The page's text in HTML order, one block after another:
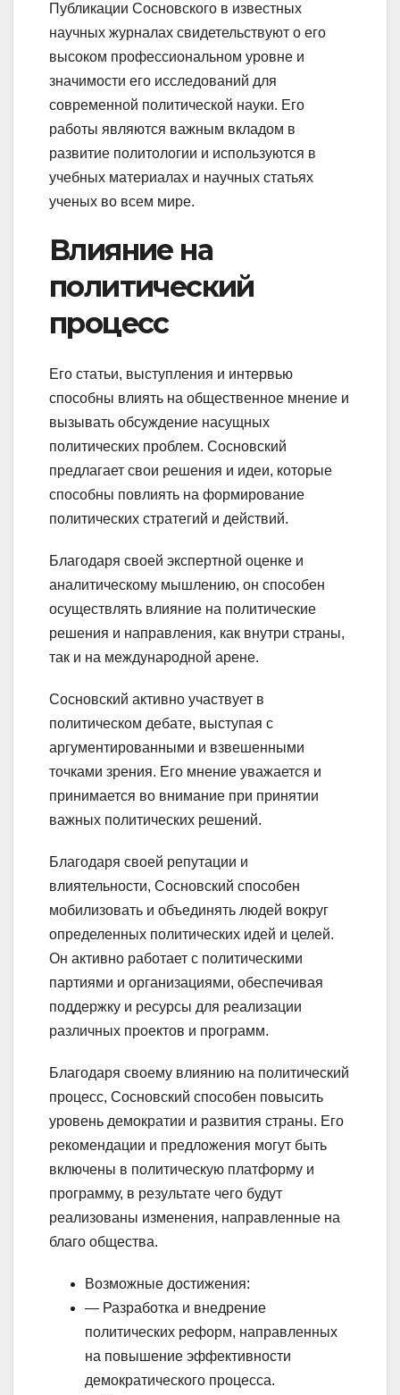
Публикации Сосновского в известных
научных журналах свидетельствуют о его
высоком профессиональном уровне и
значимости его исследований для
современной политической науки. Его
работы являются важным вкладом в
развитие политологии и используются в
учебных материалах и научных статьях
ученых во всем мире.
Влияние на
политический
процесс
Его статьи, выступления и интервью
способны влиять на общественное мнение и
вызывать обсуждение насущных
политических проблем. Сосновский
предлагает свои решения и идеи, которые
способны повлиять на формирование
политических стратегий и действий.
Благодаря своей экспертной оценке и
аналитическому мышлению, он способен
осуществлять влияние на политические
решения и направления, как внутри страны,
так и на международной арене.
Сосновский активно участвует в
политическом дебате, выступая с
аргументированными и взвешенными
точками зрения. Его мнение уважается и
принимается во внимание при принятии
важных политических решений.
Благодаря своей репутации и
влиятельности, Сосновский способен
мобилизовать и объединять людей вокруг
определенных политических идей и целей.
Он активно работает с политическими
партиями и организациями, обеспечивая
поддержку и ресурсы для реализации
различных проектов и программ.
Благодаря своему влиянию на политический
процесс, Сосновский способен повысить
уровень демократии и развития страны. Его
рекомендации и предложения могут быть
включены в политическую платформу и
программу, в результате чего будут
реализованы изменения, направленные на
благо общества.
Возможные достижения:
— Разработка и внедрение
политических реформ, направленных
на повышение эффективности
демократического процесса.